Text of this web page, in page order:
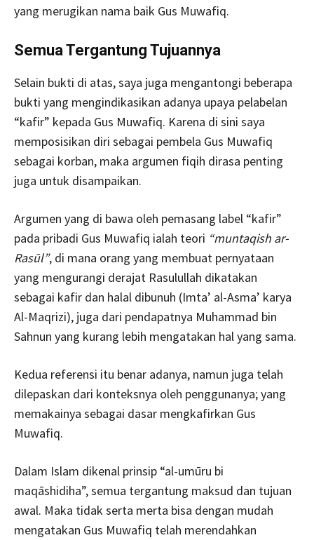
yang merugikan nama baik Gus Muwafiq.
Semua Tergantung Tujuannya
Selain bukti di atas, saya juga mengantongi beberapa
bukti yang mengindikasikan adanya upaya pelabelan
“kafir” kepada Gus Muwafiq. Karena di sini saya
memposisikan diri sebagai pembela Gus Muwafiq
sebagai korban, maka argumen fiqih dirasa penting
juga untuk disampaikan.
Argumen yang di bawa oleh pemasang label “kafir”
pada pribadi Gus Muwafiq ialah teori “muntaqish ar-
Rasūl”, di mana orang yang membuat pernyataan
yang mengurangi derajat Rasulullah dikatakan
sebagai kafir dan halal dibunuh (Imta’ al-Asma’ karya
Al-Maqrizi), juga dari pendapatnya Muhammad bin
Sahnun yang kurang lebih mengatakan hal yang sama.
Kedua referensi itu benar adanya, namun juga telah
dilepaskan dari konteksnya oleh penggunanya; yang
memakainya sebagai dasar mengkafirkan Gus
Muwafiq.
Dalam Islam dikenal prinsip “al-umūru bi
maqāshidiha”, semua tergantung maksud dan tujuan
awal. Maka tidak serta merta bisa dengan mudah
mengatakan Gus Muwafiq telah merendahkan